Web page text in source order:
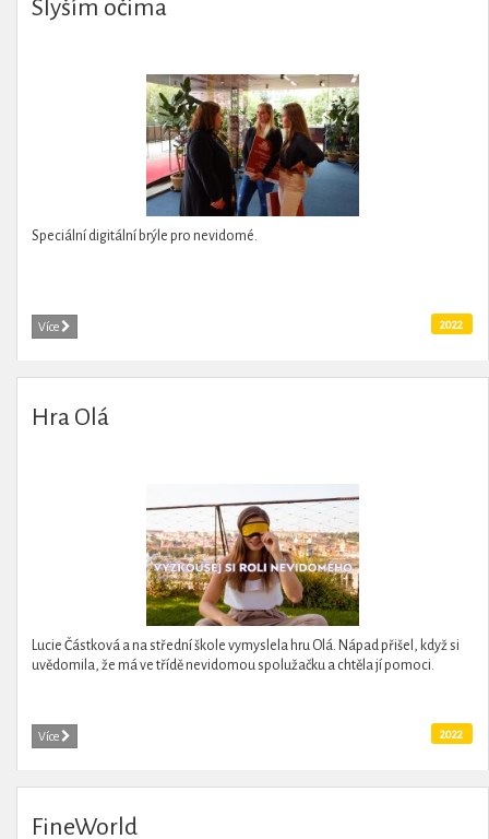
Slyším očima
Speciální digitální brýle pro nevidomé.
Více 2022
Hra Olá
Lucie Částková a na střední škole vymyslela hru Olá. Nápad přišel, když si
uvědomila, že má ve třídě nevidomou spolužačku a chtěla jí pomoci.
Více 2022
FineWorld